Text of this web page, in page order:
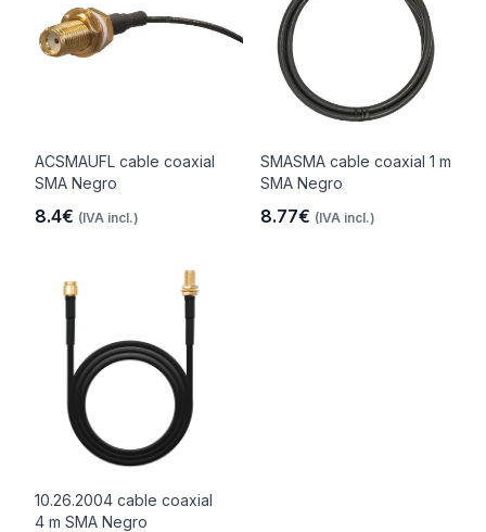
ACSMAUFL cable coaxial
SMA Negro
8.4€ (IVA incl.)
SMASMA cable coaxial 1 m
SMA Negro
8.77€ (IVA incl.)
10.26.2004 cable coaxial
4 m SMA Negro